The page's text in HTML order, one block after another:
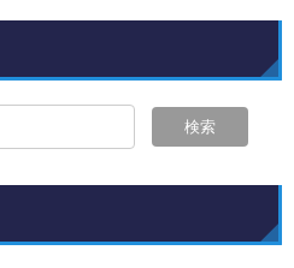
検索